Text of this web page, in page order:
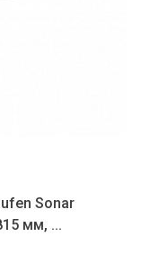
Sonar
мм, ...